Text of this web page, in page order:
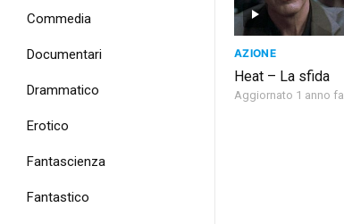
Commedia
Documentari
Drammatico
Erotico
Fantascienza
Fantastico
AZIONE
Heat – La sfida
Aggiornato 1 anno fa